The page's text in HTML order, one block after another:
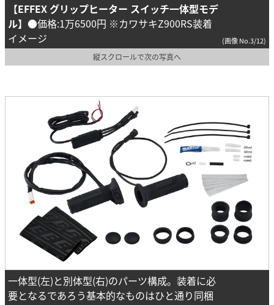
【EFFEX グリップヒーター スイッチ一体型モデ
ル】 ●価格:1万6500円 ※カワサキZ900RS装着
イメージ
(画像 No.3/12)
縦スクロールで次の写真へ
一体型(左)と別体型(右)のパーツ構成。装着に必
要となるであろう基本的なものはひと通り同梱